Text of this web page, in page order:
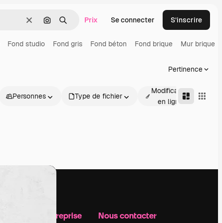
EffacerRechercher par image
Rechercher
Prix Se connecter S’inscrire
Fond studio Fond gris Fond béton Fond brique Mur brique
Pertinence
Personnes Type de fichier
Modification
en ligne
Notre entreprise Nous contacter